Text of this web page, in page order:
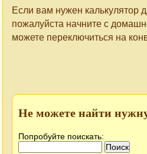
Если вам нужен калькулятор
пожалуйста начните с
можете переключиться на
Не можете найти
Попробуйте поискать: